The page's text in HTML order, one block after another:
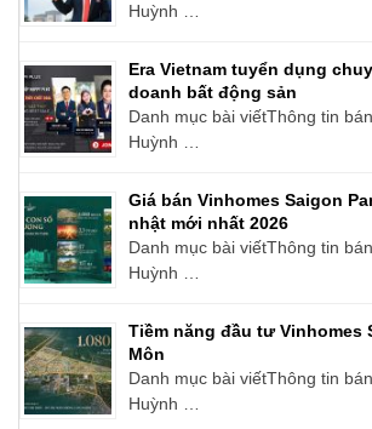
Huỳnh …
Era Vietnam tuyển dụng
doanh bất động sản
Danh mục bài viếtThông tin
Huỳnh …
Giá bán Vinhomes Saigon
nhật mới nhất 2026
Danh mục bài viếtThông tin
Huỳnh …
Tiềm năng đầu tư Vinhomes
Môn
Danh mục bài viếtThông tin
Huỳnh …